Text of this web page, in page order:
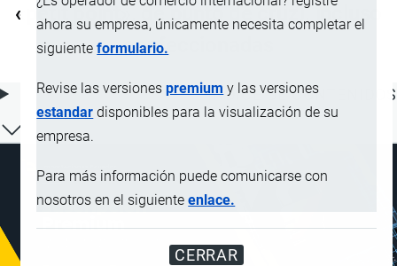
ahora su empresa, únicamente necesita completar el
siguienteformulario.
Revise las versionespremium y las versiones
estandar disponibles para la visualización de su
empresa.
Para más información puede comunicarse con
nosotros en el siguienteenlace.
CERRAR
«petit point», de punto de cruz), incluso
confeccionadas
ÍNDICE DE CONTENIDOS